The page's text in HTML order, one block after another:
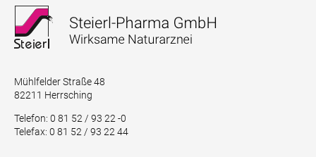
Mühlfelder Straße 48
82211 Herrsching
Telefon: 0 81 52 / 93 22 -0
Telefax: 0 81 52 / 93 22 44